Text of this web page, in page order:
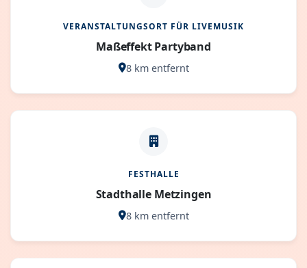
VERANSTALTUNGSORT FÜR LIVEMUSIK
Maßeffekt Partyband
8 km entfernt
FESTHALLE
Stadthalle Metzingen
8 km entfernt